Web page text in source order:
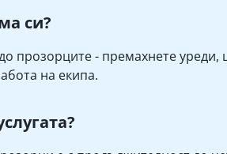
си?
прозорците - премахнете
на екипа.